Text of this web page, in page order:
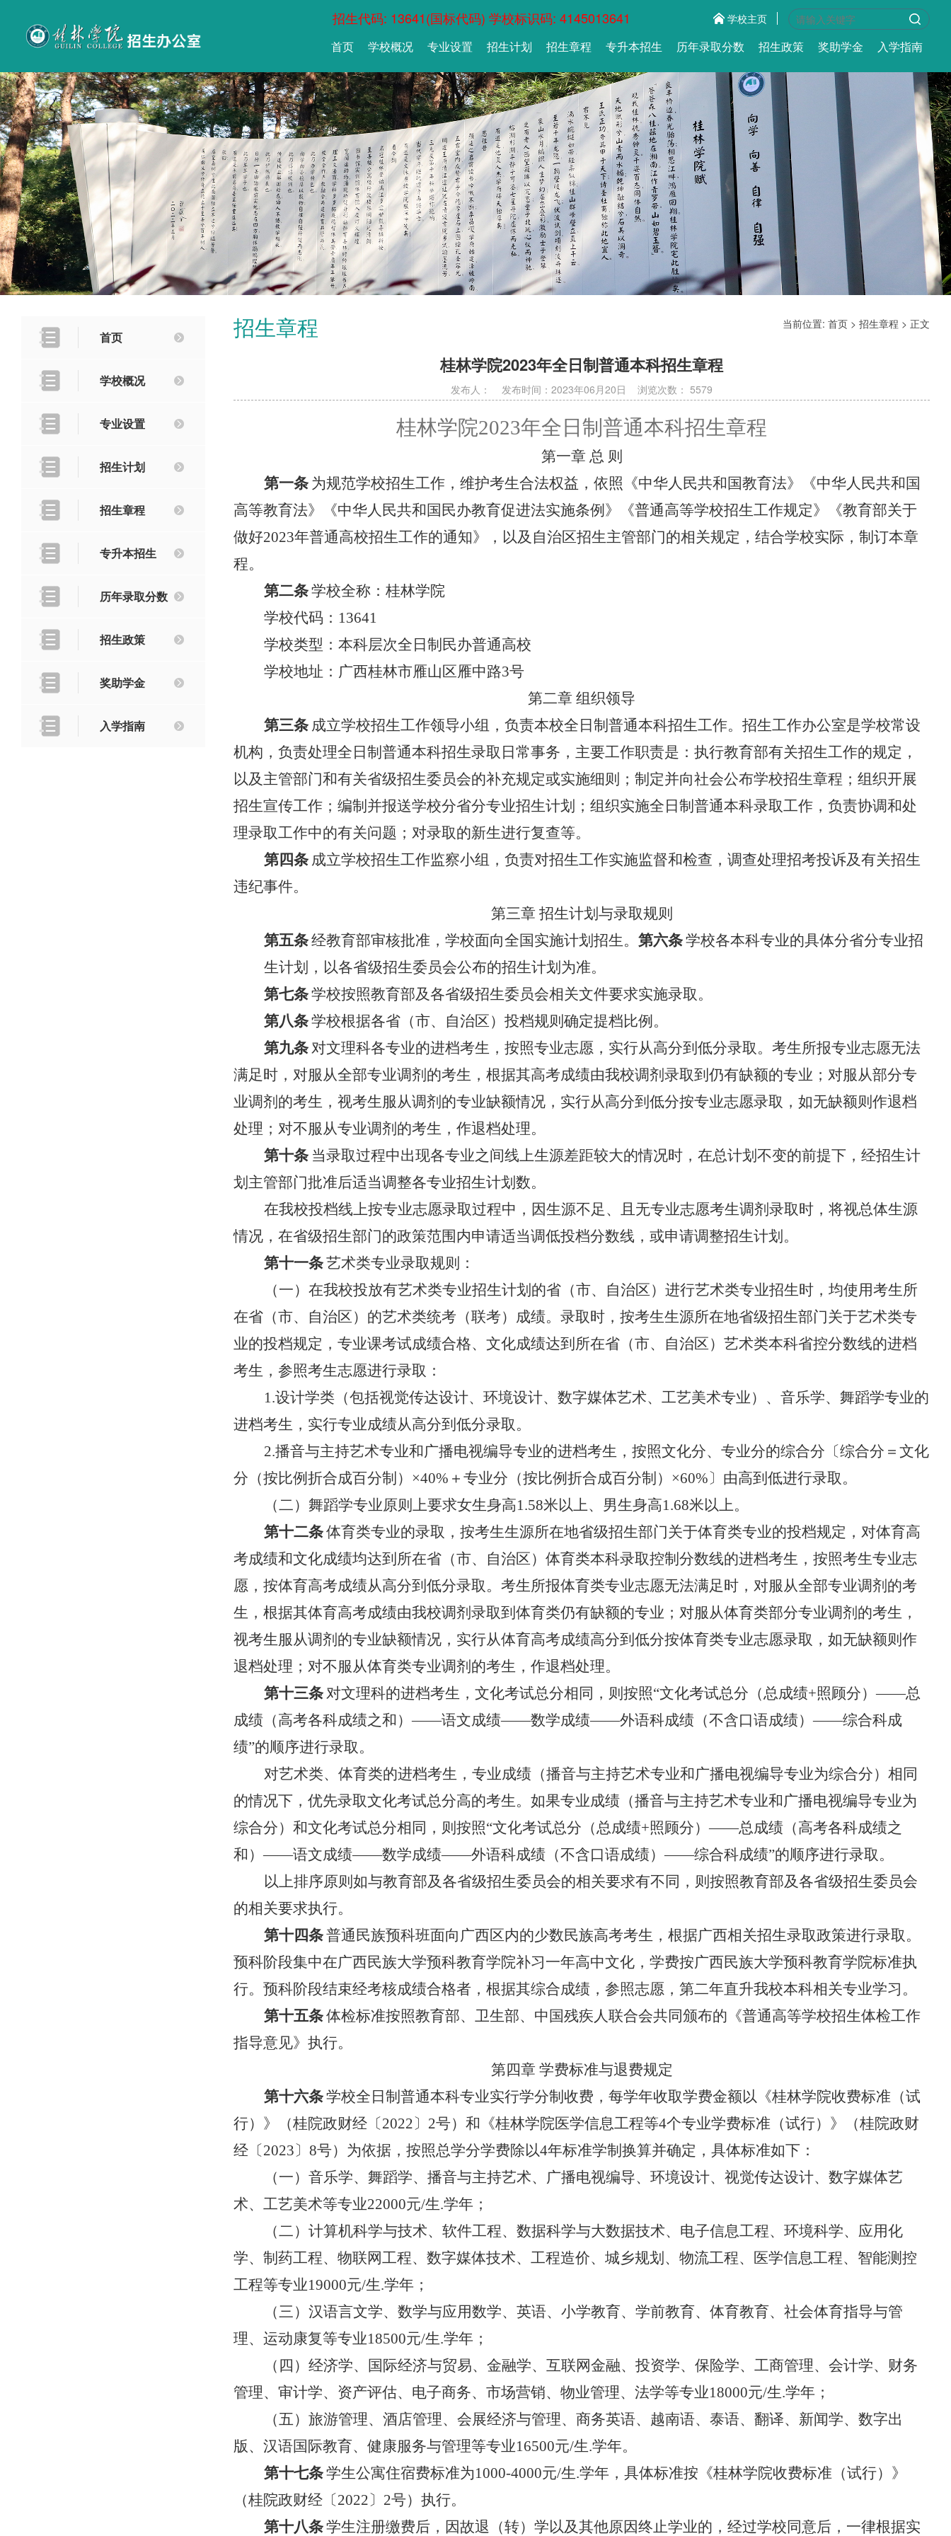
招生代码: 13641(国标代码) 学校标识码: 4145013641 学校主页
首页 学校概况 专业设置 招生计划 招生章程 专升本招生 历年录取分数 招生政策 奖助学金 入学指南
首页
学校概况
专业设置
招生计划
招生章程
专升本招生
历年录取分数
招生政策
奖助学金
入学指南
招生章程 当前位置: 首页 > 招生章程 > 正文
桂林学院2023年全日制普通本科招生章程
发布人： 发布时间：2023年06月20日 浏览次数： 5579
桂林学院2023年全日制普通本科招生章程
第一章 总 则
第一条 为规范学校招生工作，维护考生合法权益，依照《中华人民共和国教育法》《中华人民共和国
高等教育法》《中华人民共和国民办教育促进法实施条例》《普通高等学校招生工作规定》《教育部关于
做好2023年普通高校招生工作的通知》，以及自治区招生主管部门的相关规定，结合学校实际，制订本章
程。
第二条学校全称：桂林学院
学校代码： 13641
学校类型：本科层次全日制民办普通高校
学校地址：广西桂林市雁山区雁中路3号
第二章 组织领导
第三条 成立学校招生工作领导小组，负责本校全日制普通本科招生工作。招生工作办公室是学校常设
机构，负责处理全日制普通本科招生录取日常事务，主要工作职责是：执行教育部有关招生工作的规定，
以及主管部门和有关省级招生委员会的补充规定或实施细则；制定并向社会公布学校招生章程；组织开展
招生宣传工作；编制并报送学校分省分专业招生计划；组织实施全日制普通本科录取工作，负责协调和处
理录取工作中的有关问题；对录取的新生进行复查等。
第四条 成立学校招生工作监察小组，负责对招生工作实施监督和检查，调查处理招考投诉及有关招生
违纪事件。
第三章 招生计划与录取规则
第五条经教育部审核批准，学校面向全国实施计划招生。 第六条学校各本科专业的具体分省分专业招
生计划，以各省级招生委员会公布的招生计划为准。
第七条学校按照教育部及各省级招生委员会相关文件要求实施录取。
第八条学校根据各省（市、自治区）投档规则确定提档比例。
第九条对文理科各专业的进档考生，按照专业志愿，实行从高分到低分录取。考生所报专业志愿无法
满足时，对服从全部专业调剂的考生，根据其高考成绩由我校调剂录取到仍有缺额的专业；对服从部分专
业调剂的考生，视考生服从调剂的专业缺额情况，实行从高分到低分按专业志愿录取，如无缺额则作退档
处理；对不服从专业调剂的考生，作退档处理。
第十条 当录取过程中出现各专业之间线上生源差距较大的情况时，在总计划不变的前提下，经招生计
划主管部门批准后适当调整各专业招生计划数。
在我校投档线上按专业志愿录取过程中，因生源不足、且无专业志愿考生调剂录取时，将视总体生源
情况，在省级招生部门的政策范围内申请适当调低投档分数线，或申请调整招生计划。
第十一条艺术类专业录取规则：
（一）在我校投放有艺术类专业招生计划的省（市、自治区）进行艺术类专业招生时，均使用考生所
在省（市、自治区）的艺术类统考（联考）成绩。录取时，按考生生源所在地省级招生部门关于艺术类专
业的投档规定，专业课考试成绩合格、文化成绩达到所在省（市、自治区）艺术类本科省控分数线的进档
考生，参照考生志愿进行录取：
1.设计学类（包括视觉传达设计、环境设计、数字媒体艺术、工艺美术专业）、音乐学、舞蹈学专业的
进档考生，实行专业成绩从高分到低分录取。
2.播音与主持艺术专业和广播电视编导专业的进档考生，按照文化分、专业分的综合分〔综合分＝文化
分（按比例折合成百分制） ×40% ＋专业分（按比例折合成百分制） ×60%〕由高到低进行录取。
（二）舞蹈学专业原则上要求女生身高1.58米以上、男生身高1.68米以上。
第十二条体育类专业的录取，按考生生源所在地省级招生部门关于体育类专业的投档规定，对体育高
考成绩和文化成绩均达到所在省（市、自治区）体育类本科录取控制分数线的进档考生，按照考生专业志
愿，按体育高考成绩从高分到低分录取。考生所报体育类专业志愿无法满足时，对服从全部专业调剂的考
生，根据其体育高考成绩由我校调剂录取到体育类仍有缺额的专业；对服从体育类部分专业调剂的考生，
视考生服从调剂的专业缺额情况，实行从体育高考成绩高分到低分按体育类专业志愿录取，如无缺额则作
退档处理；对不服从体育类专业调剂的考生，作退档处理。
第十三条对文理科的进档考生，文化考试总分相同，则按照“文化考试总分（总成绩+照顾分）——总
成绩（高考各科成绩之和）——语文成绩——数学成绩——外语科成绩（不含口语成绩）——综合科成
绩”的顺序进行录取。
对艺术类、体育类的进档考生，专业成绩（播音与主持艺术专业和广播电视编导专业为综合分）相同
的情况下，优先录取文化考试总分高的考生。如果专业成绩（播音与主持艺术专业和广播电视编导专业为
综合分）和文化考试总分相同，则按照“文化考试总分（总成绩+照顾分）——总成绩（高考各科成绩之
和）——语文成绩——数学成绩——外语科成绩（不含口语成绩）——综合科成绩”的顺序进行录取。
以上排序原则如与教育部及各省级招生委员会的相关要求有不同，则按照教育部及各省级招生委员会
的相关要求执行。
第十四条普通民族预科班面向广西区内的少数民族高考考生，根据广西相关招生录取政策进行录取。
预科阶段集中在广西民族大学预科教育学院补习一年高中文化，学费按广西民族大学预科教育学院标准执
行。预科阶段结束经考核成绩合格者，根据其综合成绩，参照志愿，第二年直升我校本科相关专业学习。
第十五条体检标准按照教育部、卫生部、中国残疾人联合会共同颁布的《普通高等学校招生体检工作
指导意见》执行。
第四章 学费标准与退费规定
第十六条学校全日制普通本科专业实行学分制收费，每学年收取学费金额以《桂林学院收费标准（试
行）》（桂院政财经〔2022〕 2号）和《桂林学院医学信息工程等4个专业学费标准（试行）》（桂院政财
经〔2023〕 8号）为依据，按照总学分学费除以4年标准学制换算并确定，具体标准如下：
（一）音乐学、舞蹈学、播音与主持艺术、广播电视编导、环境设计、视觉传达设计、数字媒体艺
术、工艺美术等专业22000元/生.学年；
（二）计算机科学与技术、软件工程、数据科学与大数据技术、电子信息工程、环境科学、应用化
学、制药工程、物联网工程、数字媒体技术、工程造价、城乡规划、物流工程、医学信息工程、智能测控
工程等专业19000元/生.学年；
（三）汉语言文学、数学与应用数学、英语、小学教育、学前教育、体育教育、社会体育指导与管
理、运动康复等专业18500元/生.学年；
（四）经济学、国际经济与贸易、金融学、互联网金融、投资学、保险学、工商管理、会计学、财务
管理、审计学、资产评估、电子商务、市场营销、物业管理、法学等专业18000元/生.学年；
（五）旅游管理、酒店管理、会展经济与管理、商务英语、越南语、泰语、翻译、新闻学、数字出
版、汉语国际教育、健康服务与管理等专业16500元/生.学年。
第十七条学生公寓住宿费标准为1000-4000元/生.学年，具体标准按《桂林学院收费标准（试行）》
（桂院政财经〔2022〕 2号）执行。
第十八条学生注册缴费后，因故退（转）学以及其他原因终止学业的，经过学校同意后，一律根据实